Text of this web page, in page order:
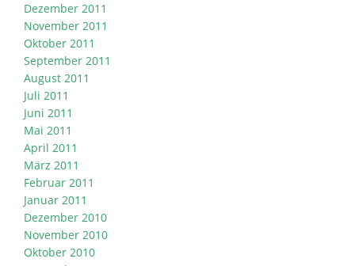
Dezember 2011
November 2011
Oktober 2011
September 2011
August 2011
Juli 2011
Juni 2011
Mai 2011
April 2011
März 2011
Februar 2011
Januar 2011
Dezember 2010
November 2010
Oktober 2010